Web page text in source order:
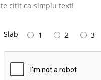
citit ca simplu text!
Slab 1 2 3